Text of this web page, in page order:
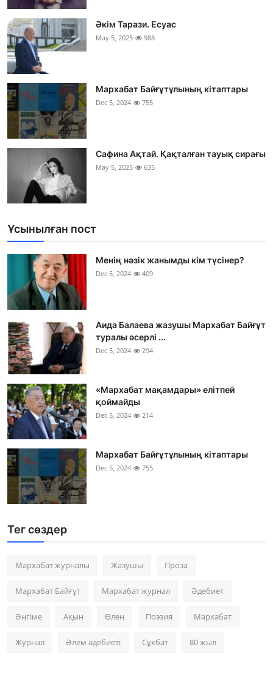
Әкім Тарази. Есуас
May 5, 2025 988
Мархабат Байғұтұлының кітаптары
Dec 5, 2024 755
Сафина Ақтай. Қақталған тауық сирағы
May 5, 2025 635
Ұсынылған пост
Менің нәзік жанымды кім түсінер?
Dec 5, 2024 409
Аида Балаева жазушы Мархабат Байғұт
туралы әсерлі ...
Dec 5, 2024 294
«Мархабат мақамдары» елітпей
қоймайды
Dec 5, 2024 214
Мархабат Байғұтұлының кітаптары
Dec 5, 2024 755
Тег сөздер
Мархабат журналы Жазушы Проза
Мархабат Байғұт Мархабат журнал Әдебиет
Әңгіме Ақын Өлең Поэзия Мархабат
Журнал Әлем әдебиеті Сұхбат 80 жыл